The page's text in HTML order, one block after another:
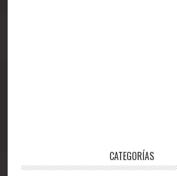
CATEGORÍAS